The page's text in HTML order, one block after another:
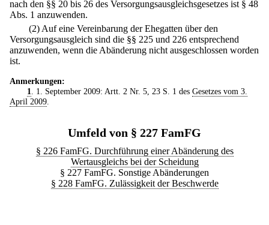
nach den §§ 20 bis 26 des Versorgungsausgleichsgesetzes ist § 48
Abs. 1 anzuwenden.
(2) Auf eine Vereinbarung der Ehegatten über den
Versorgungsausgleich sind die §§ 225 und 226 entsprechend
anzuwenden, wenn die Abänderung nicht ausgeschlossen worden
ist.
Anmerkungen:
1. 1. September 2009: Artt. 2 Nr. 5, 23 S. 1 des Gesetzes vom 3.
April 2009.
Umfeld von § 227 FamFG
§ 226 FamFG. Durchführung einer Abänderung des
Wertausgleichs bei der Scheidung
§ 227 FamFG. Sonstige Abänderungen
§ 228 FamFG. Zulässigkeit der Beschwerde